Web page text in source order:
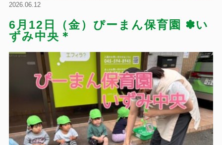
2026.06.12
6月12日（金）ぴーまん保育園 ✽い
ずみ中央＊